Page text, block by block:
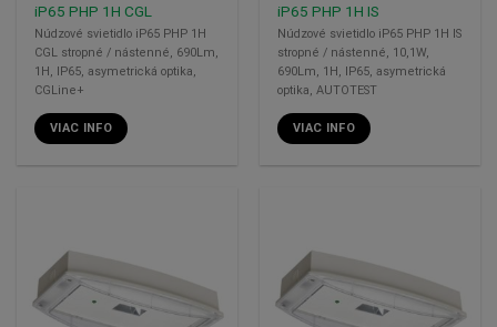
iP65 PHP 1H CGL
Núdzové svietidlo iP65 PHP 1H
CGL stropné / nástenné, 690Lm,
1H, IP65, asymetrická optika,
CGLine+
VIAC INFO
iP65 PHP 1H IS
Núdzové svietidlo iP65 PHP 1H IS
stropné / nástenné, 10,1W,
690Lm, 1H, IP65, asymetrická
optika, AUTOTEST
VIAC INFO